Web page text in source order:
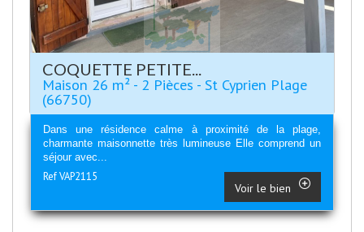
COQUETTE PETITE...
Maison 26 m² - 2 Pièces - St Cyprien Plage
(66750)
Dans une résidence calme à proximité de la plage,
charmante maisonnette très lumineuse Elle comprend un
séjour avec...
Ref VAP2115
Voir le bien